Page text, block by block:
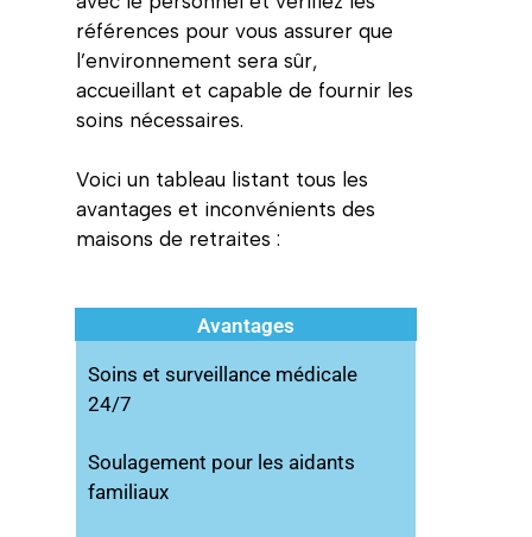
références pour vous assurer que
l’environnement sera sûr,
accueillant et capable de fournir les
soins nécessaires.
Voici un tableau listant tous les
avantages et inconvénients des
maisons de retraites :
Avantages
Soins et surveillance médicale
24/7
Soulagement pour les aidants
familiaux